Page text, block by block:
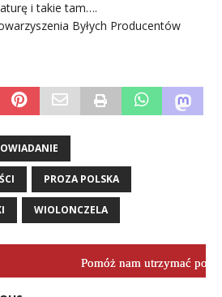
i takie tam….
Byłych Producentów
PROZA POLSKA
WIOLONCZELA
Pomóż nam utrzymać